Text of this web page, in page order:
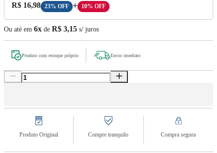
Preço A Vista:
R$ 16,98 23% OFF + 10% OFF
Ou até em 6x de R$ 3,15 s/ juros
Produto com estoque próprio Envio imediato
Produto Original Compre tranquilo Compra segura